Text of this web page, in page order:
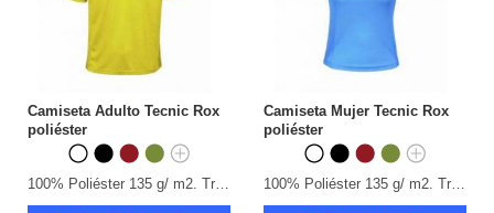
Camiseta Adulto Tecnic Rox
poliéster
Camiseta Mujer Tecnic Rox
poliéster